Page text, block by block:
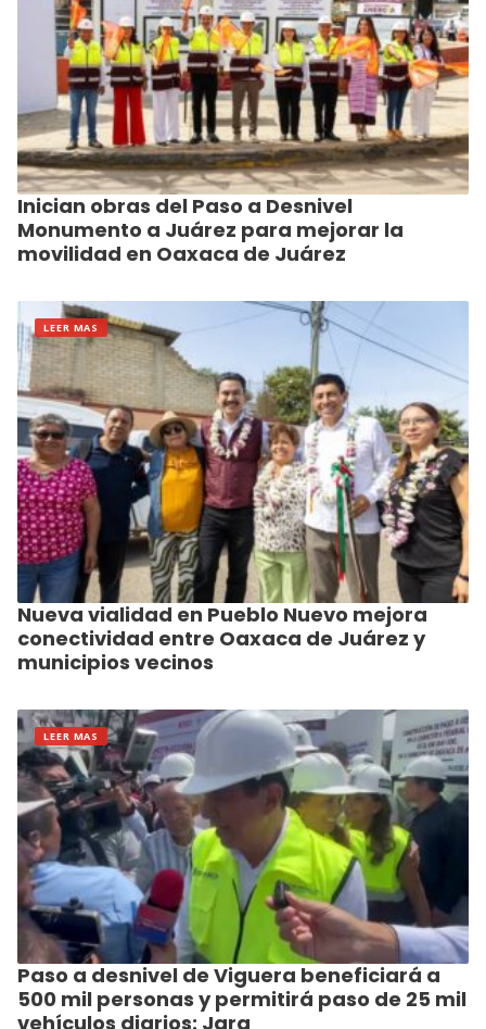
Inician obras del Paso a Desnivel
Monumento a Juárez para mejorar la
movilidad en Oaxaca de Juárez
LEER MAS
Nueva vialidad en Pueblo Nuevo mejora
conectividad entre Oaxaca de Juárez y
municipios vecinos
LEER MAS
Paso a desnivel de Viguera beneficiará a
500 mil personas y permitirá paso de 25 mil
vehículos diarios: Jara